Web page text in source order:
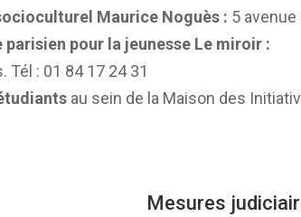
Maurice Noguès : 5 avenue
parisien pour la jeunesse Le miroir :
Tél : 01 84 17 24 31
au sein de la Maison des
Mesures